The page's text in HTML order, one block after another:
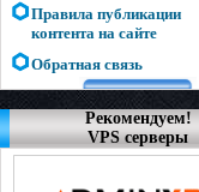
Правила публикации
контента на сайте
Обратная связь
Рекомендуем!
VPS серверы